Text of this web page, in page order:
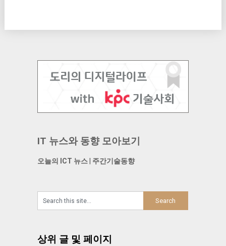
IT 뉴스와 동향 모아보기
오늘의 ICT 뉴스| 주간기술동향
상위 글 및 페이지